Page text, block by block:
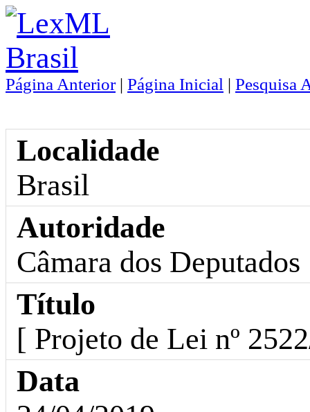
Página Anterior| Página Inicial | Pesquisa
Localidade
Brasil
Autoridade
Câmara dos Deputados
Título
[ Projeto de Lei nº
Data